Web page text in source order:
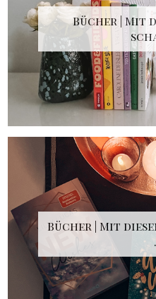
Bücher | Mit
Bücher | Mit